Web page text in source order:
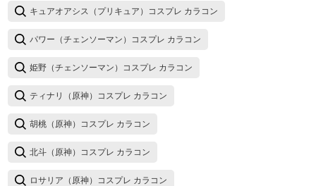
キュアオアシス（プリキュア）コスプレ カラコン
パワー（チェンソーマン）コスプレ カラコン
姫野（チェンソーマン）コスプレ カラコン
ティナリ（原神）コスプレ カラコン
胡桃（原神）コスプレ カラコン
北斗（原神）コスプレ カラコン
ロサリア（原神）コスプレ カラコン